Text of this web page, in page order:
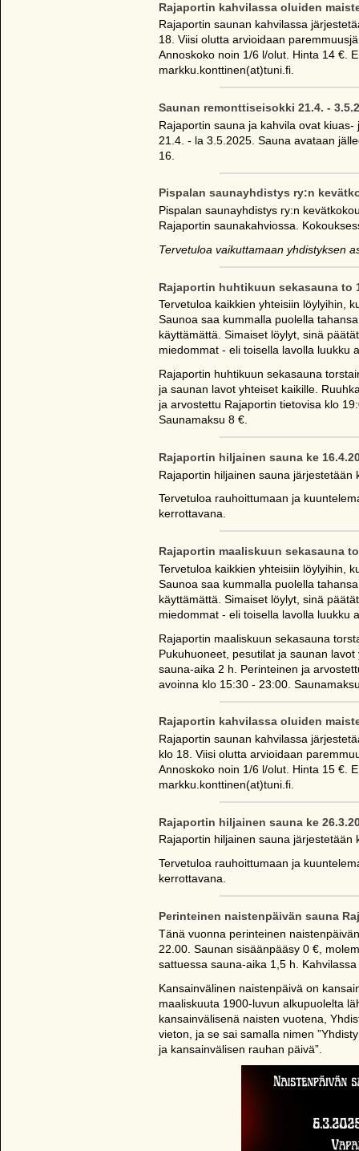
Rajaportin kahvilassa oluiden
Rajaportin saunan kahvilassa
18. Viisi olutta arvioidaan
Annoskoko noin 1/6 l/olut. Hinta 14 €.
markku.konttinen(at)tuni.fi.
Saunan remonttiseisokki 21.4. -
Rajaportin sauna ja kahvila ovat
21.4. - la 3.5.2025. Sauna avataan
16.
Pispalan saunayhdistys ry:n
Pispalan saunayhdistys ry:n
Rajaportin saunakahviossa.
Tervetuloa vaikuttamaan yhdistyksen
Rajaportin huhtikuun sekasauna to
Tervetuloa kaikkien yhteisiin löylyihin,
Saunoa saa kummalla puolella
käyttämättä. Simaiset löylyt, sinä
miedommat - eli toisella lavolla luukku
Rajaportin huhtikuun sekasauna
ja saunan lavot yhteiset kaikille.
ja arvostettu Rajaportin tietovisa klo
Saunamaksu 8 €.
Rajaportin hiljainen sauna ke
Rajaportin hiljainen sauna
Tervetuloa rauhoittumaan ja
kerrottavana.
Rajaportin maaliskuun sekasauna
Tervetuloa kaikkien yhteisiin löylyihin,
Saunoa saa kummalla puolella
käyttämättä. Simaiset löylyt, sinä
miedommat - eli toisella lavolla luukku
Rajaportin maaliskuun sekasauna
Pukuhuoneet, pesutilat ja saunan
sauna-aika 2 h. Perinteinen ja
avoinna klo 15:30 - 23:00.
Rajaportin kahvilassa oluiden
Rajaportin saunan kahvilassa
klo 18. Viisi olutta arvioidaan
Annoskoko noin 1/6 l/olut. Hinta 15 €.
markku.konttinen(at)tuni.fi.
Rajaportin hiljainen sauna ke
Rajaportin hiljainen sauna
Tervetuloa rauhoittumaan ja
kerrottavana.
Perinteinen naistenpäivän sauna
Tänä vuonna perinteinen
22.00. Saunan sisäänpääsy 0 €,
sattuessa sauna-aika 1,5 h.
Kansainvälinen naistenpäivä on
maaliskuuta 1900-luvun alkupuolelta
kansainvälisenä naisten vuotena,
vieton, ja se sai samalla nimen
ja kansainvälisen rauhan päivä”.